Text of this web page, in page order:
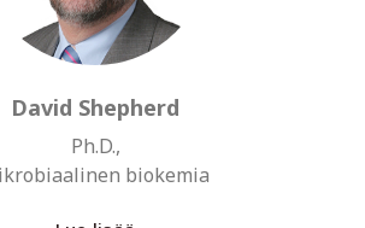
David Shepherd
Ph.D.,
biokemia